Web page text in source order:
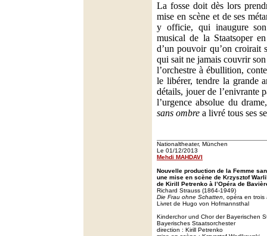
La fosse doit dès lors
mise en scène et de ses
y officie, qui inaugure
musical de la Staatsoper
d’un pouvoir qu’on croirait
qui sait ne jamais couvrir
l’orchestre à ébullition,
le libérer, tendre la grande
détails, jouer de l’enivrante
l’urgence absolue du
sans ombre a livré tous ses
Nationaltheater, München
Le 01/12/2013
Mehdi MAHDAVI
Nouvelle production de la Femme
une mise en scène de Krzysztof
de Kirill Petrenko à l’Opéra de
Richard Strauss (1864-1949)
Die Frau ohne Schatten , opéra en
Livret de Hugo von Hofmannsthal
Kinderchor und Chor der Bayerischen
Bayerisches Staatsorchester
direction : Kirill Petrenko